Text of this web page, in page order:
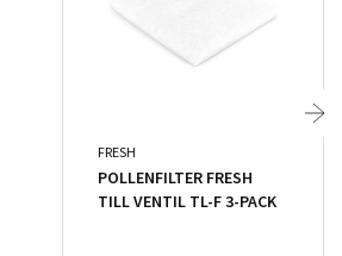
FRESH
POLLENFILTER FRESH
TILL VENTIL TL-F 3-PACK